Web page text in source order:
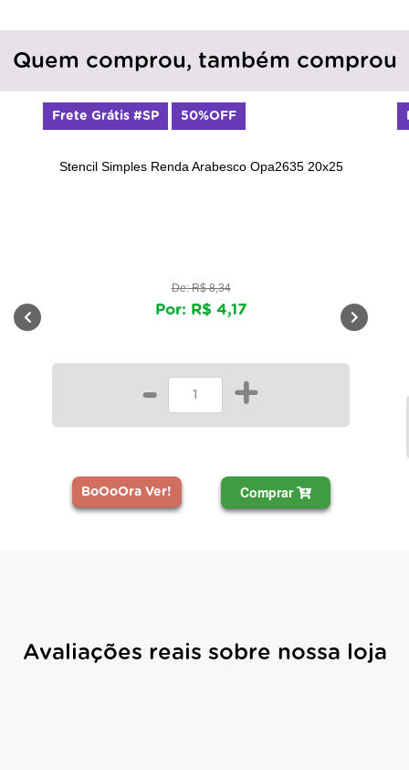
Quem comprou, também comprou
Stencil Simples Renda Arabesco Opa2635 20x25
De: R$ 8,34
Por: R$ 4,17
- +
BoOoOra Ver! Comprar
Frete Grátis #SP 50%OFF
Avaliações reais sobre nossa loja